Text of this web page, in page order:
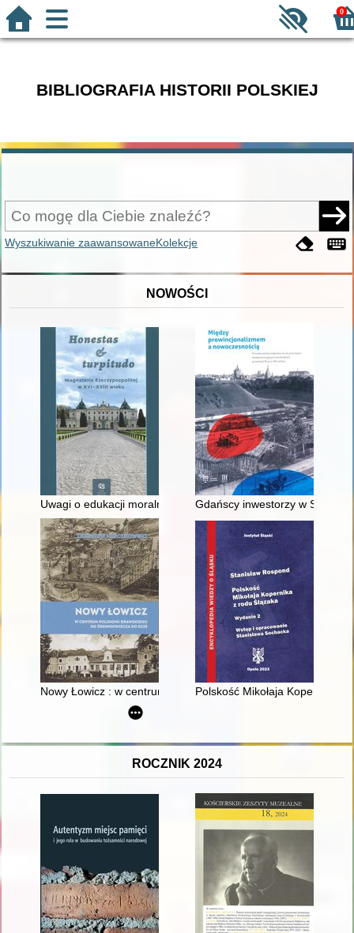
0
BIBLIOGRAFIA HISTORII POLSKIEJ
Wyszukiwanie zaawansowaneKolekcje
NOWOŚCI
Uwagi o edukacji moralnej synów szlacheckich w XVI-
Gdańscy inwestorzy w
Nowy Łowicz : w centrum poligonu drawskiego od
Polskość Mikołaja Kopernika z
ROCZNIK 2024